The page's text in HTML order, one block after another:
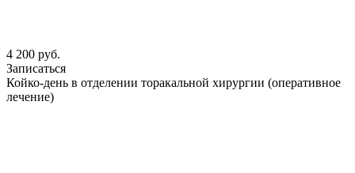
4 200 руб.
Записаться
Койко-день в отделении торакальной хирургии (оперативное
лечение)